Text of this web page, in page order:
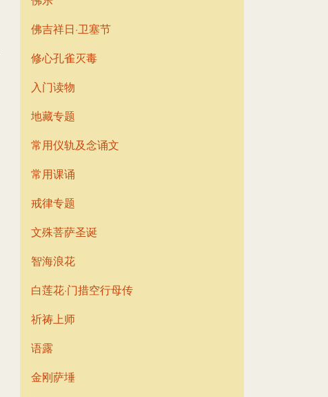
佛吉祥日·卫塞节
修心孔雀灭毒
入门读物
地藏专题
常用仪轨及念诵文
常用课诵
戒律专题
文殊菩萨圣诞
智海浪花
白莲花·门措空行母传
祈祷上师
语露
金刚萨埵